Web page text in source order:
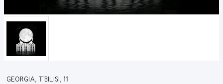
GEORGIA, T'BILISI, 11